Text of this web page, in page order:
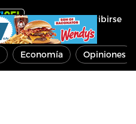
Inscribirse
Economía Opiniones